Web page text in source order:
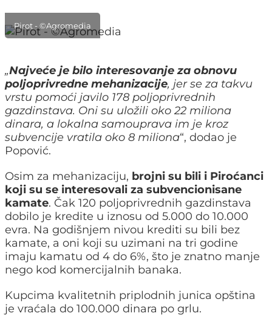
Pirot - ©Agromedia
„Najveće je bilo interesovanje za obnovu
poljoprivredne mehanizacije, jer se za takvu
vrstu pomoći javilo 178 poljoprivrednih
gazdinstava. Oni su uložili oko 22 miliona
dinara, a lokalna samouprava im je kroz
subvencije vratila oko 8 miliona“, dodao je
Popović.
Osim za mehanizaciju, brojni su bili i Piroćanci
koji su se interesovali za subvencionisane
kamate. Čak 120 poljoprivrednih gazdinstava
dobilo je kredite u iznosu od 5.000 do 10.000
evra. Na godišnjem nivou krediti su bili bez
kamate, a oni koji su uzimani na tri godine
imaju kamatu od 4 do 6%, što je znatno manje
nego kod komercijalnih banaka.
Kupcima kvalitetnih priplodnih junica opština
je vraćala do 100.000 dinara po grlu.